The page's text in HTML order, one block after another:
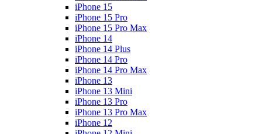
iPhone 15
iPhone 15 Pro
iPhone 15 Pro Max
iPhone 14
iPhone 14 Plus
iPhone 14 Pro
iPhone 14 Pro Max
iPhone 13
iPhone 13 Mini
iPhone 13 Pro
iPhone 13 Pro Max
iPhone 12